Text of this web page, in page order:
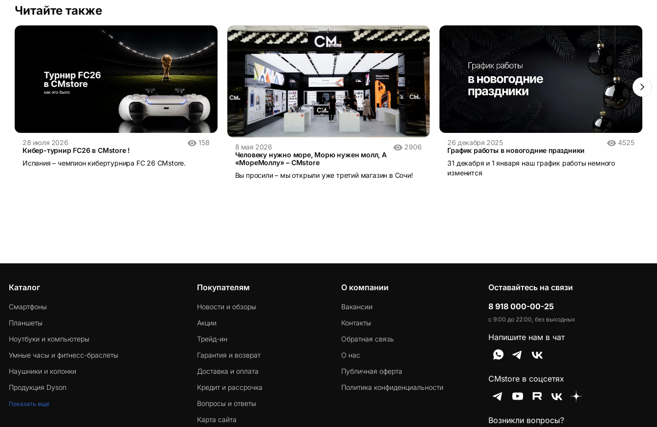
Читайте также
28 июля 2026
158
Кибер-турнир FC26 в CMstore !
Испания – чемпион кибертурнира FC 26 CMstore.
8 мая 2026
2906
Человеку нужно море, Морю нужен молл, А
«МореМоллу» – CMstore
Вы просили – мы открыли уже третий магазин в Сочи!
26 декабря 2025
4525
График работы в новогодние праздники
31 декабря и 1 января наш график работы немного
изменится
Каталог
Смартфоны
Планшеты
Ноутбуки и компьютеры
Умные часы и фитнесс-браслеты
Наушники и колонки
Продукция Dyson
Показать еще
Покупателям
Новости и обзоры
Акции
Трейд-ин
Гарантия и возврат
Доставка и оплата
Кредит и рассрочка
Вопросы и ответы
Карта сайта
О компании
Вакансии
Контакты
Обратная связь
О нас
Публичная оферта
Политика конфиденциальности
Оставайтесь на связи
8 918 000-00-25
с 9:00 до 22:00, без выходных
Напишите нам в чат
CMstore в соцсетях
Возникли вопросы?